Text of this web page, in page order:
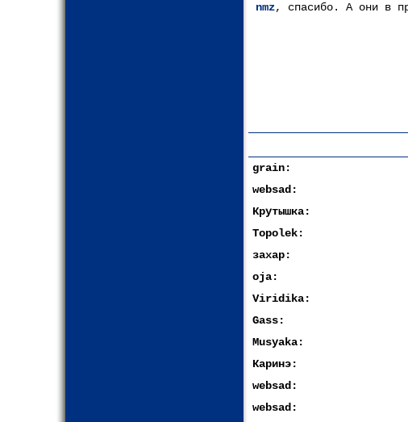
nmz, спасибо. А они в
grain:
websad:
Крутышка:
Topolek:
захар:
oja:
Viridika:
Gass:
Musyaka:
Каринэ:
websad:
websad: